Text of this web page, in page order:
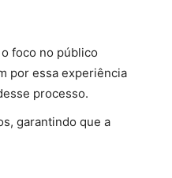
foco no público
por essa experiência
processo.
garantindo que a